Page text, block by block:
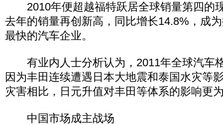
2010年便超越福特跃居全球销量第四的
去年的销量再创新高，同比增长14.8%，成
最快的汽车企业。
有业内人士分析认为，2011年全球汽车
因为丰田连续遭遇日本大地震和泰国水灾等
灾害相比，日元升值对丰田等体系的影响更
中国市场成主战场